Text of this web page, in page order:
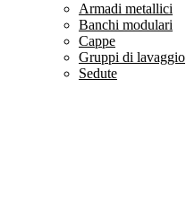
Armadi metallici
Banchi modulari
Cappe
Gruppi di lavaggio
Sedute